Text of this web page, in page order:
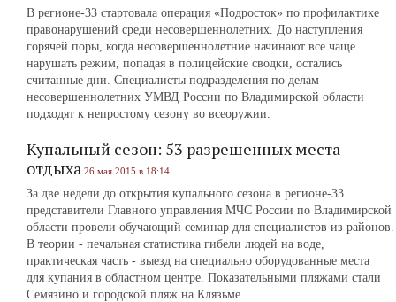
В регионе-33 стартовала операция «Подросток» по профилактике
правонарушений среди несовершеннолетних. До наступления
горячей поры, когда несовершеннолетние начинают все чаще
нарушать режим, попадая в полицейские сводки, остались
считанные дни. Специалисты подразделения по делам
несовершеннолетних УМВД России по Владимирской области
подходят к непростому сезону во всеоружии.
Купальный сезон: 53 разрешенных места
отдыха 26 мая 2015 в 18:14
За две недели до открытия купального сезона в регионе-33
представители Главного управления МЧС России по Владимирской
области провели обучающий семинар для специалистов из районов.
В теории - печальная статистика гибели людей на воде,
практическая часть - выезд на специально оборудованные места
для купания в областном центре. Показательными пляжами стали
Семязино и городской пляж на Клязьме.